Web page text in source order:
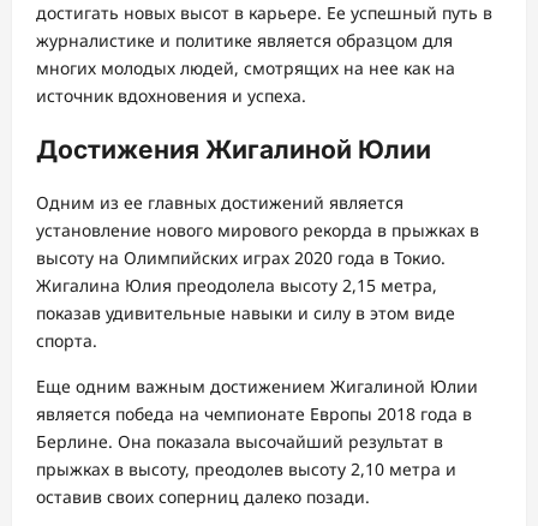
достигать новых высот в карьере. Ее успешный путь в
журналистике и политике является образцом для
многих молодых людей, смотрящих на нее как на
источник вдохновения и успеха.
Достижения Жигалиной Юлии
Одним из ее главных достижений является
установление нового мирового рекорда в прыжках в
высоту на Олимпийских играх 2020 года в Токио.
Жигалина Юлия преодолела высоту 2,15 метра,
показав удивительные навыки и силу в этом виде
спорта.
Еще одним важным достижением Жигалиной Юлии
является победа на чемпионате Европы 2018 года в
Берлине. Она показала высочайший результат в
прыжках в высоту, преодолев высоту 2,10 метра и
оставив своих соперниц далеко позади.